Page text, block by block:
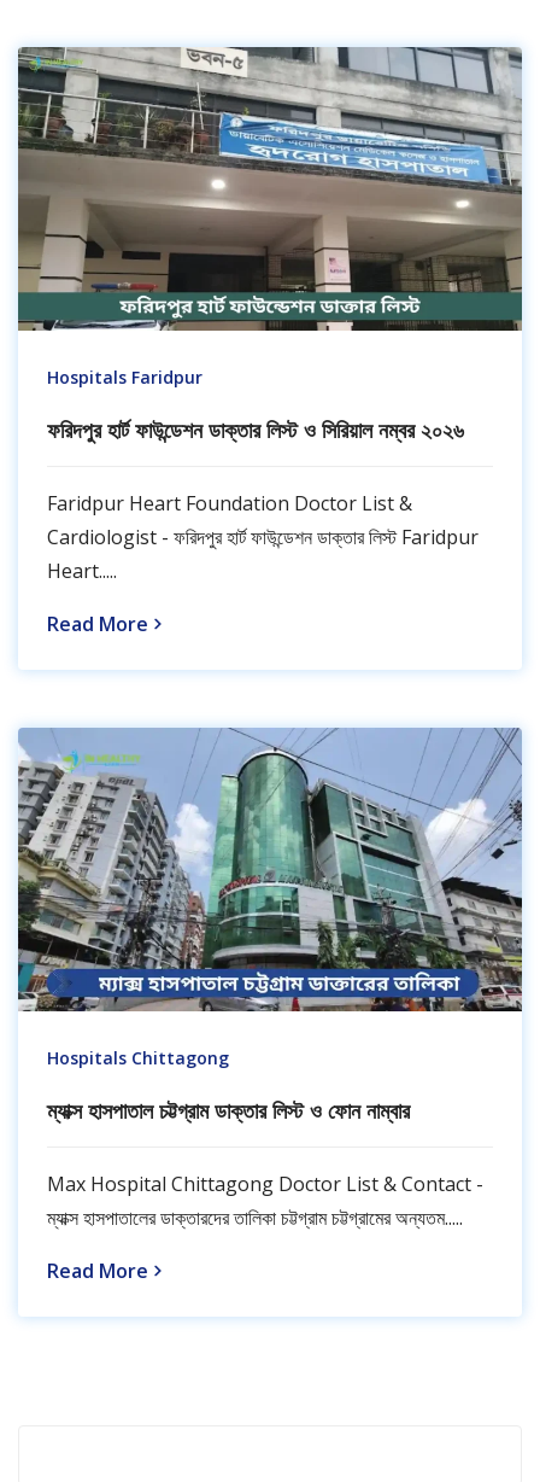
Hospitals Faridpur
ফরিদপুর হার্ট ফাউন্ডেশন ডাক্তার লিস্ট ও সিরিয়াল নম্বর ২০২৬
Faridpur Heart Foundation Doctor List &
Cardiologist - ফরিদপুর হার্ট ফাউন্ডেশন ডাক্তার লিস্ট Faridpur
Heart.....
Read More
Hospitals Chittagong
ম্যাক্স হাসপাতাল চট্টগ্রাম ডাক্তার লিস্ট ও ফোন নাম্বার
Max Hospital Chittagong Doctor List & Contact -
ম্যাক্স হাসপাতালের ডাক্তারদের তালিকা চট্টগ্রাম চট্টগ্রামের অন্যতম.....
Read More